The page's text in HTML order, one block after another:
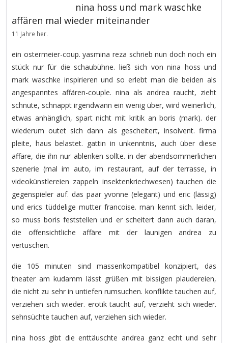
nina hoss und mark waschke
affären mal wieder miteinander
11 Jahre her.
ein ostermeier-coup. yasmina reza schrieb nun doch noch ein
stück nur für die schaubühne. ließ sich von nina hoss und
mark waschke inspirieren und so erlebt man die beiden als
angespanntes affären-couple. nina als andrea raucht, zieht
schnute, schnappt irgendwann ein wenig über, wird weinerlich,
etwas anhänglich, spart nicht mit kritik an boris (mark). der
wiederum outet sich dann als gescheitert, insolvent. firma
pleite, haus belastet. gattin in unkenntnis, auch über diese
affäre, die ihn nur ablenken sollte. in der abendsommerlichen
szenerie (mal im auto, im restaurant, auf der terrasse, in
videokünstlereien zappeln insektenkriechwesen) tauchen die
gegenspieler auf. das paar yvonne (elegant) und eric (lässig)
und erics tüddelige mutter francoise. man kennt sich. leider,
so muss boris feststellen und er scheitert dann auch daran,
die offensichtliche affäre mit der launigen andrea zu
vertuschen.
die 105 minuten sind massenkompatibel konzipiert, das
theater am kudamm lässt grüßen mit bissigen plaudereien,
die nicht zu sehr in untiefen rumsuchen. konflikte tauchen auf,
verziehen sich wieder. erotik taucht auf, verzieht sich wieder.
sehnsüchte tauchen auf, verziehen sich wieder.
nina hoss gibt die enttäuschte andrea ganz echt und sehr